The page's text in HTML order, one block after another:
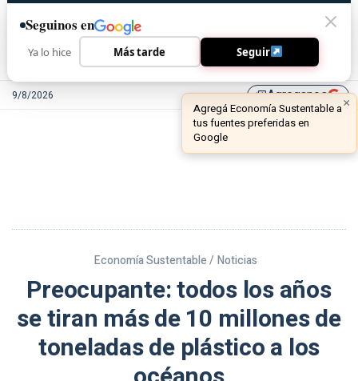
9/8/2026 library_addAgreganos
Economía Sustentable / Noticias
Preocupante: todos los años
se tiran más de 10 millones de
toneladas de plástico a los
Seguinos en
Ya lo hice Más tarde Seguir